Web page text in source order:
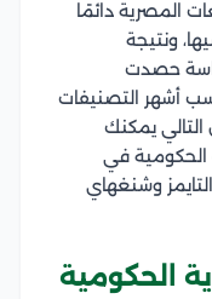
المصرية دائمًا
ونتيجة
حصدت
أشهر التصنيفات
التالي يمكنك
الحكومية في
وشنغهاي
الحكومية